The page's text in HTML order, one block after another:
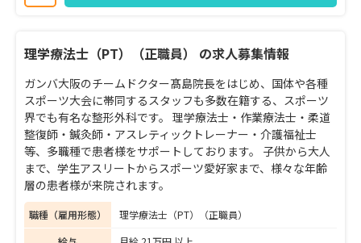
理学療法士（PT）（正職員） の求人募集情報
ガンバ大阪のチームドクター髙島院長をはじめ、国体や各種
スポーツ大会に帯同するスタッフも多数在籍する、スポーツ
界でも有名な整形外科です。 理学療法士・作業療法士・柔道
整復師・鍼灸師・アスレティックトレーナー・介護福祉士
等、多職種で患者様をサポートしております。 子供から大人
まで、学生アスリートからスポーツ愛好家まで、様々な年齢
層の患者様が来院されます。
職種（雇用形態）
理学療法士（PT）（正職員）